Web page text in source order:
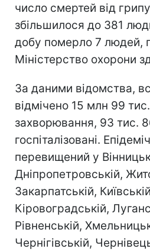
число смертей від грипу
збільшилося до 381
добу померло 7 людей,
Міністерство охорони
За даними відомства,
відмічено 15 млн 99
захворювання, 93 тис.
госпіталізовані.
перевищений у
Дніпропетровській,
Закарпатській,
Кіровоградській,
Рівненській,
Чернігівській,